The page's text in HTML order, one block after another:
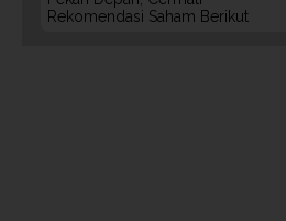
Rekomendasi Saham Berikut